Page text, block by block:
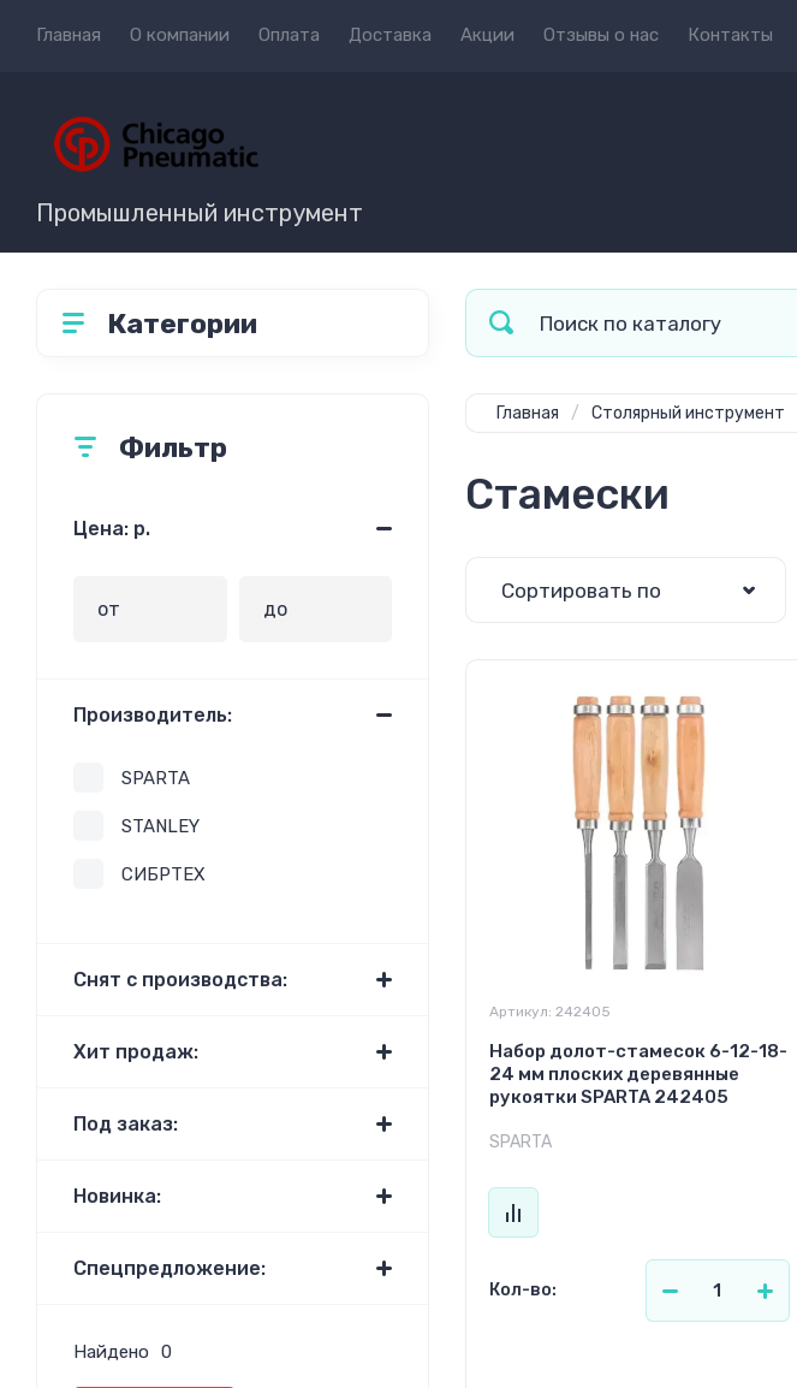
Главная О компании Оплата Доставка Акции Отзывы о нас Контакты
Промышленный инструмент
Фильтр
Цена: р.
Производитель:
SPARTA
STANLEY
СИБРТЕХ
Снят с производства:
Хит продаж:
Под заказ:
Новинка:
Спецпредложение:
Найдено 0
Категории
Главная / Столярный инструмент
Стамески
Сортировать по
Артикул: 242405
Набор долот-стамесок 6-12-18-
24 мм плоских деревянные
рукоятки SPARTA 242405
SPARTA
Кол-во: